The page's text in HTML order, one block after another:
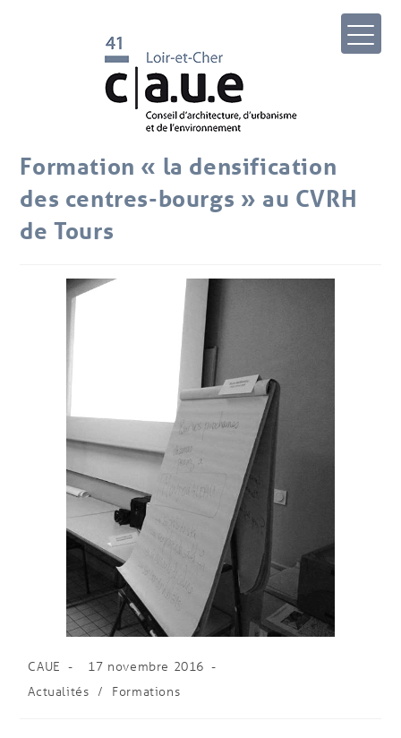
Formation « la densification
des centres-bourgs » au CVRH
de Tours
CAUE
17 novembre 2016
Actualités / Formations